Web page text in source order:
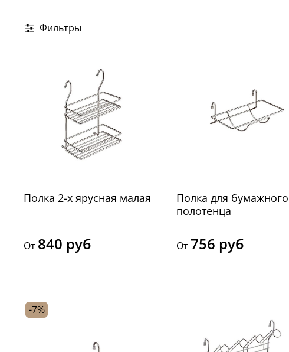
Фильтры
Полка 2-х ярусная малая
От 840 руб
Полка для бумажного
полотенца
От756 руб
-7%